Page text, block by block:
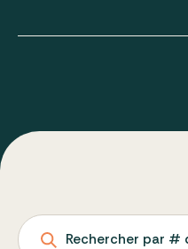
Rechercher par #